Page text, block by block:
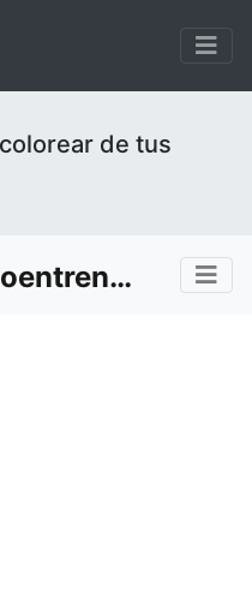
de tus
dragon-35